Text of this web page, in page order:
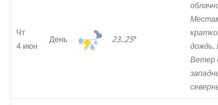
Чт
4 июн
День 23..25°
дождь.
Ветер